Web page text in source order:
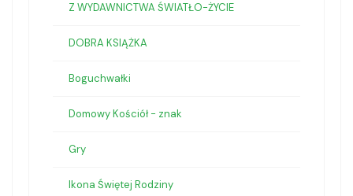
Z WYDAWNICTWA ŚWIATŁO-ŻYCIE
DOBRA KSIĄŻKA
Boguchwałki
Domowy Kościół - znak
Gry
Ikona Świętej Rodziny